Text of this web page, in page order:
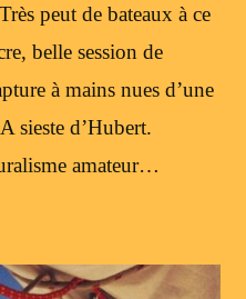
peut de bateaux à ce
belle session de
à mains nues d’une
sieste d’Hubert.
amateur…